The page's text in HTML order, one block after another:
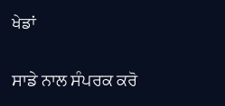
ਖੇਡਾਂ
ਸਾਡੇ ਨਾਲ ਸੰਪਰਕ ਕਰੋ